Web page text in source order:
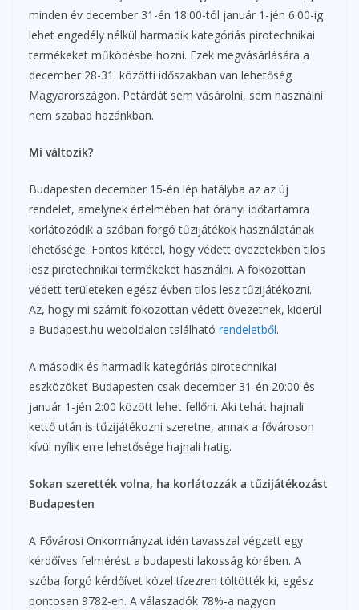
minden év december 31-én 18:00-tól január 1-jén 6:00-ig
lehet engedély nélkül harmadik kategóriás pirotechnikai
termékeket működésbe hozni. Ezek megvásárlására a
december 28-31. közötti időszakban van lehetőség
Magyarországon. Petárdát sem vásárolni, sem használni
nem szabad hazánkban.
Mi változik?
Budapesten december 15-én lép hatályba az az új
rendelet, amelynek értelmében hat órányi időtartamra
korlátozódik a szóban forgó tűzijátékok használatának
lehetősége. Fontos kitétel, hogy védett övezetekben tilos
lesz pirotechnikai termékeket használni. A fokozottan
védett területeken egész évben tilos lesz tűzijátékozni.
Az, hogy mi számít fokozottan védett övezetnek, kiderül
a Budapest.hu weboldalon található rendeletből.
A második és harmadik kategóriás pirotechnikai
eszközöket Budapesten csak december 31-én 20:00 és
január 1-jén 2:00 között lehet fellőni. Aki tehát hajnali
kettő után is tűzijátékozni szeretne, annak a fővároson
kívül nyílik erre lehetősége hajnali hatig.
Sokan szerették volna, ha korlátozzák a tűzijátékozást
Budapesten
A Fővárosi Önkormányzat idén tavasszal végzett egy
kérdőíves felmérést a budapesti lakosság körében. A
szóba forgó kérdőívet közel tízezren töltötték ki, egész
pontosan 9782-en. A válaszadók 78%-a nagyon